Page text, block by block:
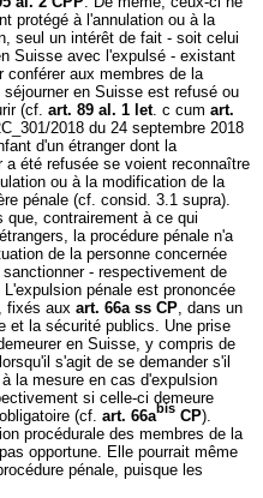
protégé à l'annulation ou à la
seul un intérêt de fait - soit celui
Suisse avec l'expulsé - existant
aux membres de la
en Suisse est refusé ou
(cf. art. 89 al. 1 let. c cum art.
2018 du 24 septembre 2018
d'un étranger dont la
a été refusée se voient reconnaître
ou à la modification de la
pénale (cf. consid. 3.1 supra).
contrairement à ce qui
la procédure pénale n'a
de la personne concernée
- respectivement de
pénale est prononcée
fixés aux art. 66a ss CP, dans un
et la sécurité publics. Une prise
en Suisse, y compris de
s'agit de se demander s'il
la mesure en cas d'expulsion
si celle-ci demeure
(cf. art. 66abis CP).
procédurale des membres de la
opportune. Elle pourrait même
pénale, puisque les